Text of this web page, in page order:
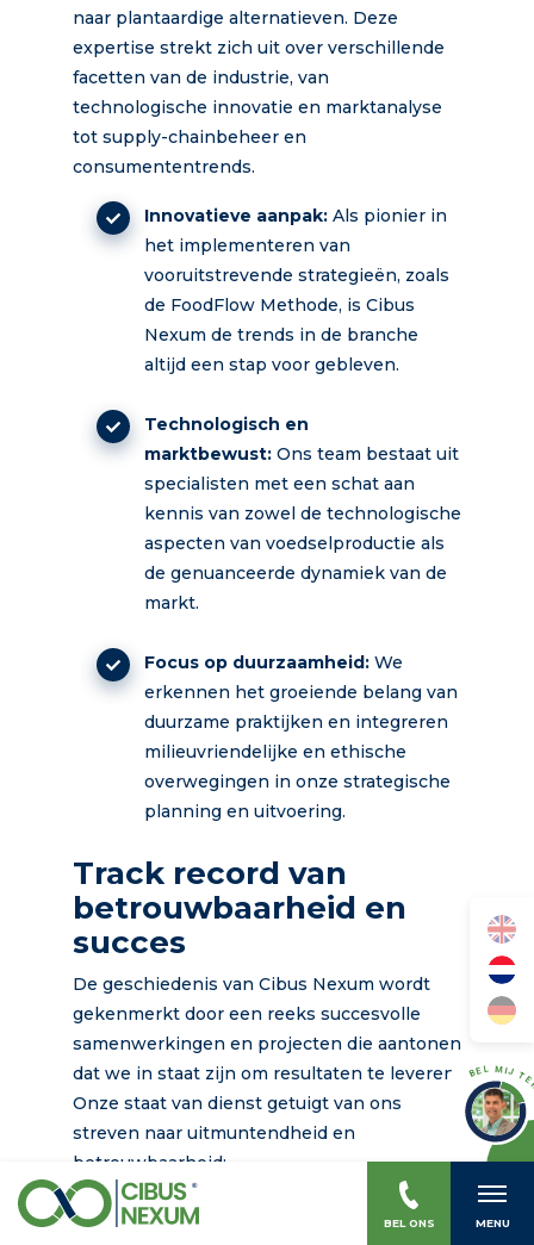
naar plantaardige alternatieven. Deze
expertise strekt zich uit over verschillende
facetten van de industrie, van
technologische innovatie en marktanalyse
tot supply-chainbeheer en
consumententrends.
Innovatieve aanpak: Als pionier in
het implementeren van
vooruitstrevende strategieën, zoals
de FoodFlow Methode, is Cibus
Nexum de trends in de branche
altijd een stap voor gebleven.
Technologisch en
marktbewust: Ons team bestaat uit
specialisten met een schat aan
kennis van zowel de technologische
aspecten van voedselproductie als
de genuanceerde dynamiek van de
markt.
Focus op duurzaamheid: We
erkennen het groeiende belang van
duurzame praktijken en integreren
milieuvriendelijke en ethische
overwegingen in onze strategische
planning en uitvoering.
Track record van
betrouwbaarheid en
succes
De geschiedenis van Cibus Nexum wordt
gekenmerkt door een reeks succesvolle
samenwerkingen en projecten die aantonen
dat we in staat zijn om resultaten te leveren.
Onze staat van dienst getuigt van ons
streven naar uitmuntendheid en
betrouwbaarheid:
Divers portfolio:
Van multinationale
BEL MIJ
BEL ONS MENU